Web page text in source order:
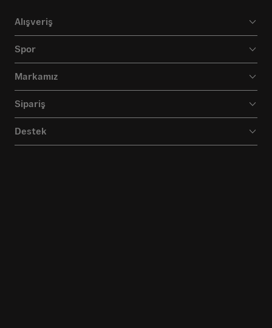
Alışveriş
Spor
Markamız
Sipariş
Destek